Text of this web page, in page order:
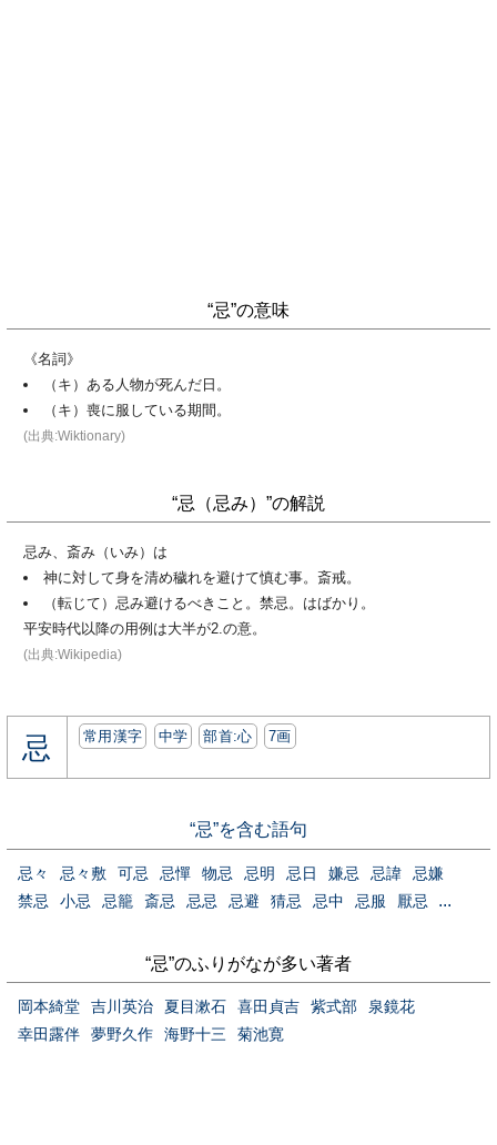
“忌”の意味
《名詞》
（キ）ある人物が死んだ日。
（キ）喪に服している期間。
(出典:Wiktionary)
“忌（忌み）”の解説
忌み、斎み（いみ）は
神に対して身を清め穢れを避けて慎む事。斎戒。
（転じて）忌み避けるべきこと。禁忌。はばかり。
平安時代以降の用例は大半が2.の意。
(出典:Wikipedia)
忌 常用漢字 中学 部首:⼼ 7画
“忌”を含む語句
忌々 忌々敷 可忌 忌憚 物忌 忌明 忌日 嫌忌 忌諱
忌嫌
禁忌
小忌 忌籠 斎忌 忌忌 忌避 猜忌 忌中 忌服 厭忌 ...
“忌”のふりがなが多い著者
岡本綺堂 吉川英治 夏目漱石 喜田貞吉 紫式部
泉鏡花
幸田露伴
夢野久作 海野十三 菊池寛